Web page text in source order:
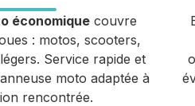
économiquecouvre
: motos, scooters,
Service rapide et
moto adaptée à
rencontrée.